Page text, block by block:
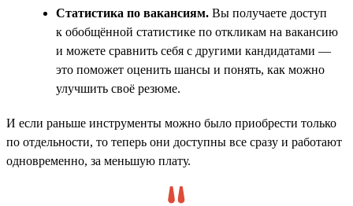
Статистика по вакансиям. Вы получаете доступ
к обобщённой статистике по откликам на вакансию
и можете сравнить себя с другими кандидатами —
это поможет оценить шансы и понять, как можно
улучшить своё резюме.
И если раньше инструменты можно было приобрести только
по отдельности, то теперь они доступны все сразу и работают
одновременно, за меньшую плату.